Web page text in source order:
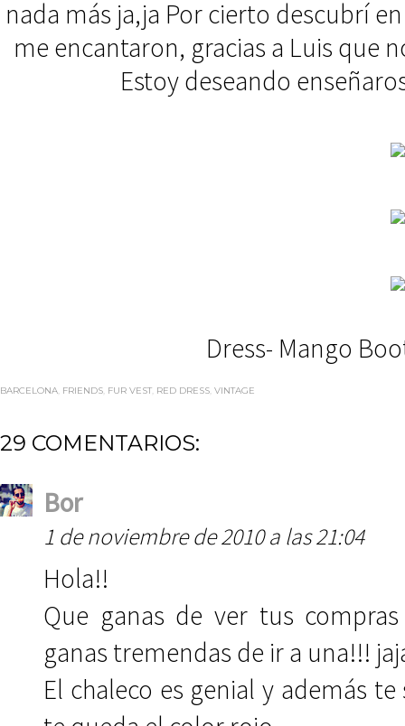
nada más ja,ja Por cierto descubrí
me encantaron, gracias a Luis que
Estoy deseando
Dress- Mango
BARCELONA, FRIENDS, FUR VEST, RED DRESS, VINTAGE
29 COMENTARIOS:
Bor
1 de noviembre de 2010 a las 21:04
Hola!!
Que ganas de ver tus
ganas tremendas de ir a una!!!
El chaleco es genial y además